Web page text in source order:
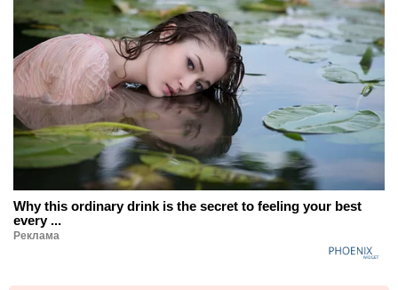
Why this ordinary drink is the secret to feeling your best
every ...
Реклама